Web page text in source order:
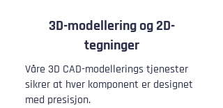
3D-modellering og 2D-
tegninger
Våre 3D CAD-modellerings tjenester
sikrer at hver komponent er designet
med presisjon.​